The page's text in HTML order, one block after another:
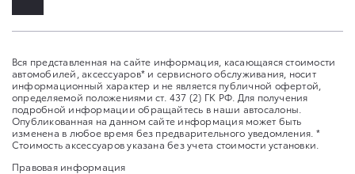
Вся представленная на сайте информация, касающаяся стоимости
автомобилей, аксессуаров* и сервисного обслуживания, носит
информационный характер и не является публичной офертой,
определяемой положениями ст. 437 (2) ГК РФ. Для получения
подробной информации обращайтесь в наши автосалоны.
Опубликованная на данном сайте информация может быть
изменена в любое время без предварительного уведомления. *
Стоимость аксессуаров указана без учета стоимости установки.
Правовая информация